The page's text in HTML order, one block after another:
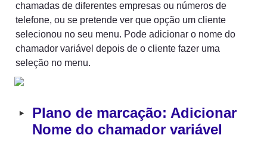
chamadas de diferentes empresas ou números de
telefone, ou se pretende ver que opção um cliente
selecionou no seu menu. Pode adicionar o nome do
chamador variável depois de o cliente fazer uma
seleção no menu.
‣ Plano de marcação: Adicionar
Nome do chamador variável